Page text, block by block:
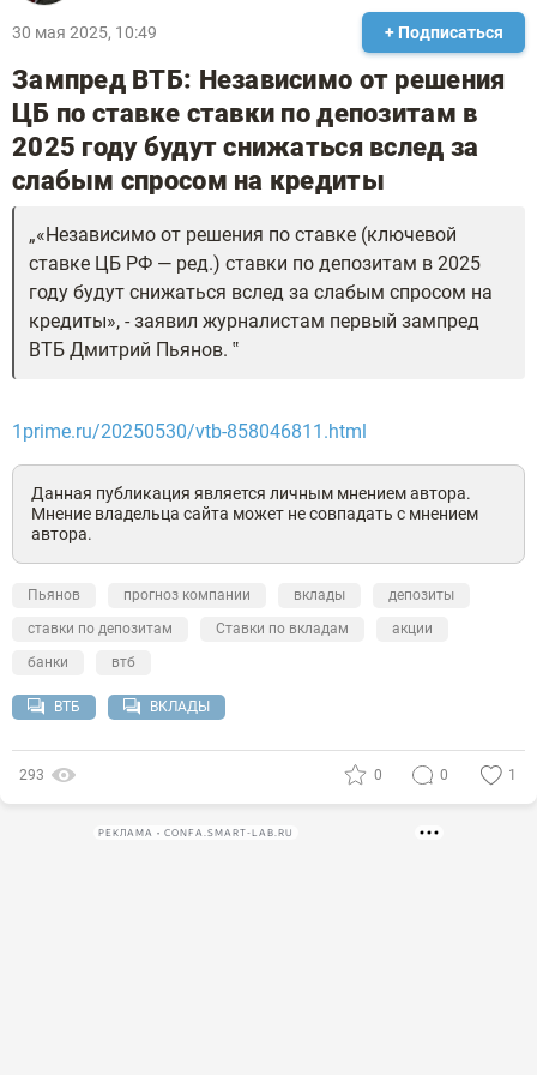
30 мая 2025, 10:49 + Подписаться
Зампред ВТБ: Независимо от решения
ЦБ по ставке ставки по депозитам в
2025 году будут снижаться вслед за
слабым спросом на кредиты
«Независимо от решения по ставке (ключевой
ставке ЦБ РФ — ред.) ставки по депозитам в 2025
году будут снижаться вслед за слабым спросом на
кредиты», - заявил журналистам первый зампред
ВТБ Дмитрий Пьянов.
1prime.ru/20250530/vtb-858046811.html
Данная публикация является личным мнением автора.
Мнение владельца сайта может не совпадать с мнением
автора.
Пьянов прогноз компании вклады
депозиты
ставки по депозитам
Ставки по вкладам
акции
банки
втб
ВТБ ВКЛАДЫ
293 0 0 1
РЕКЛАМА • CONFA.SMART-LAB.RU